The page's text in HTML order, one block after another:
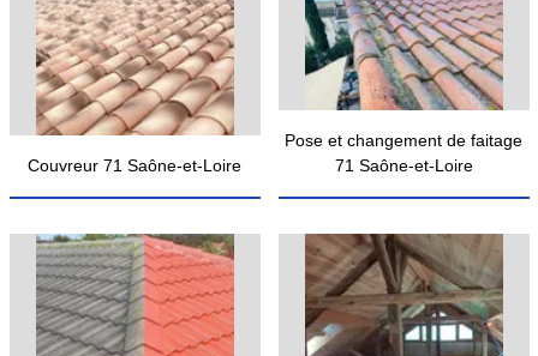
Couvreur 71 Saône-et-Loire
Pose et changement de faitage
71 Saône-et-Loire